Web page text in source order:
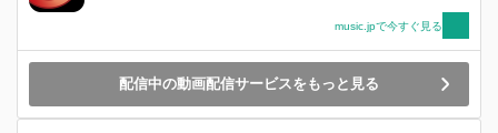
music.jpで今すぐ見る
配信中の動画配信サービスをもっと見る